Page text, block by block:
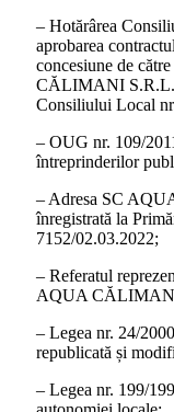
– Hotărârea
aprobarea
concesiune de
CĂLIMANI
Consiliului Local
– OUG nr. 109/
întreprinderilor
– Adresa SC
înregistrată la
7152/02.03.2022;
– Referatul
AQUA
– Legea nr. 24/
republicată și
– Legea nr. 199/